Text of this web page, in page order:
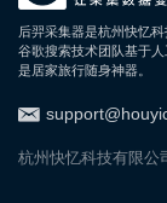
后羿采集器是杭州快忆
谷歌搜索技术团队基于
是居家旅行随身神器。
杭州快忆科技有限公